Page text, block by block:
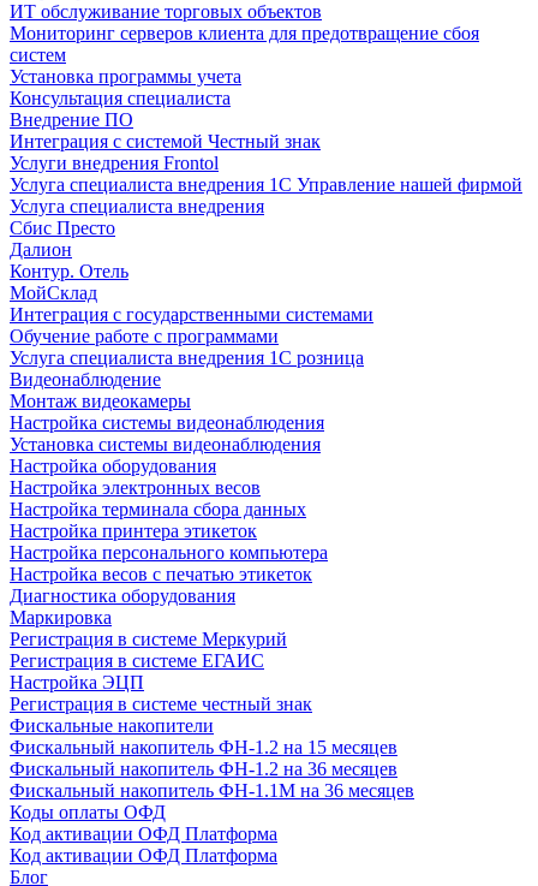
ИТ обслуживание торговых объектов
Мониторинг серверов клиента для предотвращение сбоя
систем
Установка программы учета
Консультация специалиста
Внедрение ПО
Интеграция с системой Честный знак
Услуги внедрения Frontol
Услуга специалиста внедрения 1С Управление нашей фирмой
Услуга специалиста внедрения
Сбис Престо
Далион
Контур. Отель
МойСклад
Интеграция с государственными системами
Обучение работе с программами
Услуга специалиста внедрения 1С розница
Видеонаблюдение
Монтаж видеокамеры
Настройка системы видеонаблюдения
Установка системы видеонаблюдения
Настройка оборудования
Настройка электронных весов
Настройка терминала сбора данных
Настройка принтера этикеток
Настройка персонального компьютера
Настройка весов с печатью этикеток
Диагностика оборудования
Маркировка
Регистрация в системе Меркурий
Регистрация в системе ЕГАИС
Настройка ЭЦП
Регистрация в системе честный знак
Фискальные накопители
Фискальный накопитель ФН-1.2 на 15 месяцев
Фискальный накопитель ФН-1.2 на 36 месяцев
Фискальный накопитель ФН-1.1М на 36 месяцев
Коды оплаты ОФД
Код активации ОФД Платформа
Код активации ОФД Платформа
Блог